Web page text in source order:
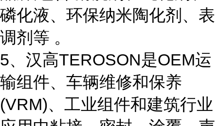
磷化液、环保纳米陶化剂、表
调剂等 。
5、汉高TEROSON是OEM运
输组件、车辆维修和保养
(VRM)、工业组件和建筑行业